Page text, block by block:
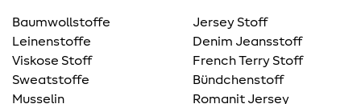
Baumwollstoffe
Leinenstoffe
Viskose Stoff
Sweatstoffe
Musselin
Jersey Stoff
Denim Jeansstoff
French Terry Stoff
Bündchenstoff
Romanit Jersey